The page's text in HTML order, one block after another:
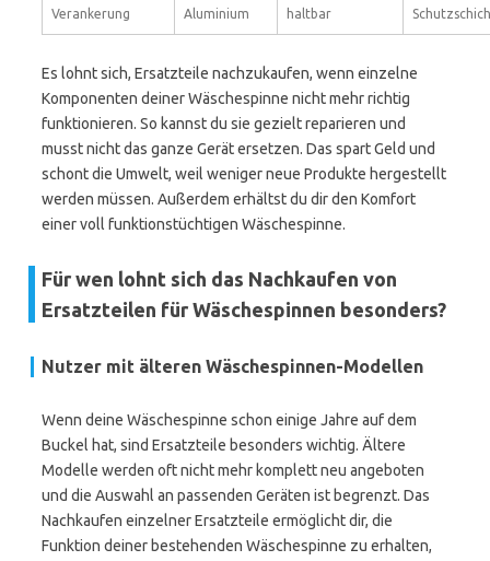
Verankerung
Aluminium
haltbar
Es lohnt sich, Ersatzteile nachzukaufen, wenn einzelne
Komponenten deiner Wäschespinne nicht mehr richtig
funktionieren. So kannst du sie gezielt reparieren und
musst nicht das ganze Gerät ersetzen. Das spart Geld und
schont die Umwelt, weil weniger neue Produkte hergestellt
werden müssen. Außerdem erhältst du dir den Komfort
einer voll funktionstüchtigen Wäschespinne.
Für wen lohnt sich das Nachkaufen von
Ersatzteilen für Wäschespinnen besonders?
Nutzer mit älteren Wäschespinnen-Modellen
Wenn deine Wäschespinne schon einige Jahre auf dem
Buckel hat, sind Ersatzteile besonders wichtig. Ältere
Modelle werden oft nicht mehr komplett neu angeboten
und die Auswahl an passenden Geräten ist begrenzt. Das
Nachkaufen einzelner Ersatzteile ermöglicht dir, die
Funktion deiner bestehenden Wäschespinne zu erhalten,